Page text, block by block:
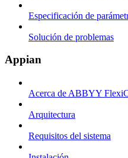
Especificación de
Solución de problemas
Appian
Acerca de ABBYY
Arquitectura
Requisitos del sistema